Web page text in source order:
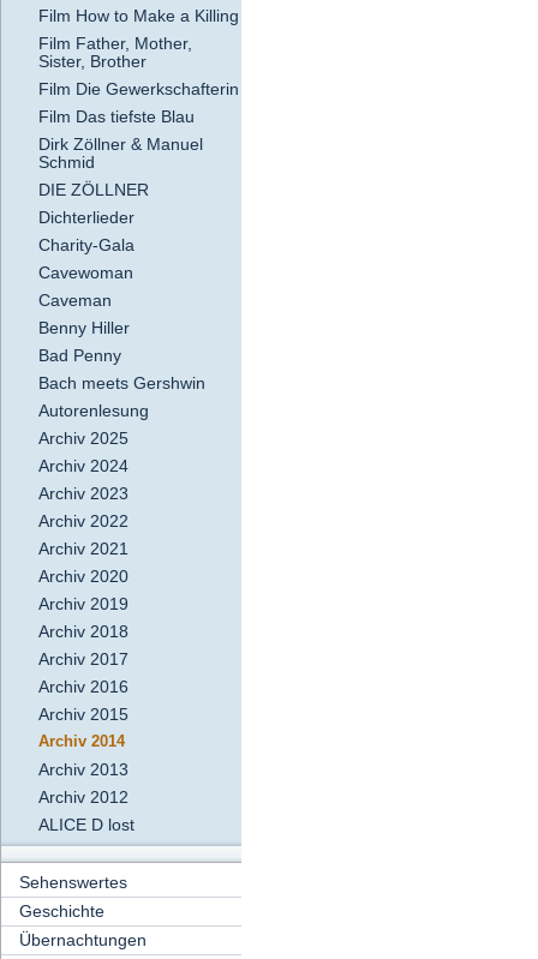
Film How to Make a Killing
Film Father, Mother,
Sister, Brother
Film Die Gewerkschafterin
Film Das tiefste Blau
Dirk Zöllner & Manuel
Schmid
DIE ZÖLLNER
Dichterlieder
Charity-Gala
Cavewoman
Caveman
Benny Hiller
Bad Penny
Bach meets Gershwin
Autorenlesung
Archiv 2025
Archiv 2024
Archiv 2023
Archiv 2022
Archiv 2021
Archiv 2020
Archiv 2019
Archiv 2018
Archiv 2017
Archiv 2016
Archiv 2015
Archiv 2014
Archiv 2013
Archiv 2012
ALICE D lost
Sehenswertes
Geschichte
Übernachtungen